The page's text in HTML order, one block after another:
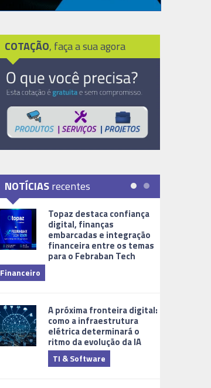
COTAÇÃO, faça a sua agora
NOTÍCIASrecentes
Topaz destaca confiança
digital, finanças
embarcadas e integração
financeira entre os temas
para o Febraban Tech
Financeiro
A próxima fronteira digital:
como a infraestrutura
elétrica determinará o
ritmo da evolução da IA
TI & Software